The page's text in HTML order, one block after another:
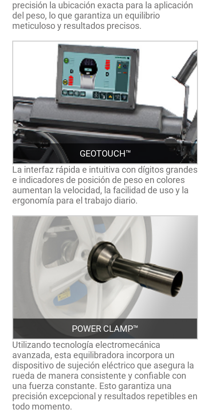
precisión la ubicación exacta para la aplicación
del peso, lo que garantiza un equilibrio
meticuloso y resultados precisos.
GEOTOUCH™
La interfaz rápida e intuitiva con dígitos grandes
e indicadores de posición de peso en colores
aumentan la velocidad, la facilidad de uso y la
ergonomía para el trabajo diario.
POWER CLAMP™
Utilizando tecnología electromecánica
avanzada, esta equilibradora incorpora un
dispositivo de sujeción eléctrico que asegura la
rueda de manera consistente y confiable con
una fuerza constante. Esto garantiza una
precisión excepcional y resultados repetibles en
todo momento.